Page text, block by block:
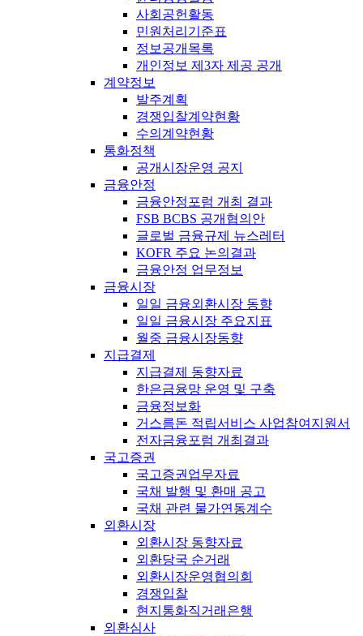
사회공헌활동
민원처리기준표
정보공개목록
개인정보 제3자 제공 공개
계약정보
발주계획
경쟁입찰계약현황
수의계약현황
통화정책
공개시장운영 공지
금융안정
금융안정포럼 개최 결과
FSB BCBS 공개협의안
글로벌 금융규제 뉴스레터
KOFR 주요 논의결과
금융안정 업무정보
금융시장
일일 금융외환시장 동향
일일 금융시장 주요지표
월중 금융시장동향
지급결제
지급결제 동향자료
한은금융망 운영 및 구축
금융정보화
거스름돈 적립서비스 사업참여지원서
전자금융포럼 개최결과
국고증권
국고증권업무자료
국채 발행 및 환매 공고
국채 관련 물가연동계수
외환시장
외환시장 동향자료
외환당국 순거래
외환시장운영협의회
경쟁입찰
현지통화직거래은행
외환심사